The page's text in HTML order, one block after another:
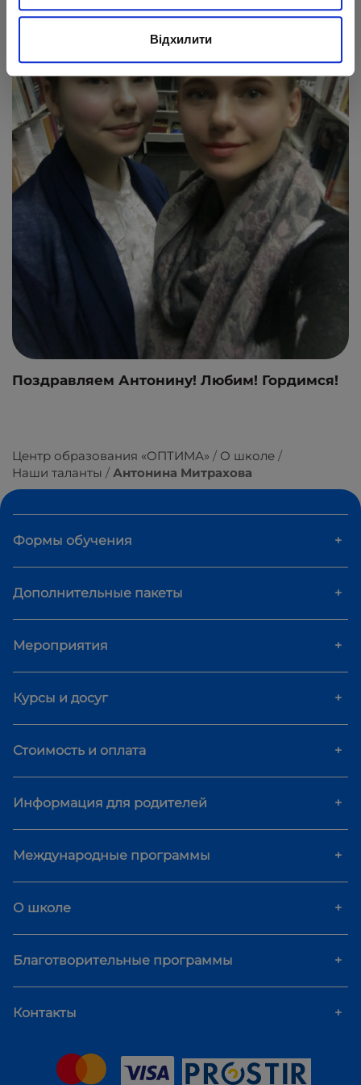
Відхилити
Поздравляем Антонину! Любим! Гордимся!
Центр образования «ОПТИМА»
О школе
Наши таланты
Антонина Митрахова
Формы обучения +
Дополнительные пакеты +
Мероприятия +
Курсы и досуг +
Стоимость и оплата +
Информация для родителей +
Международные программы +
О школе +
Благотворительные программы +
Контакты +